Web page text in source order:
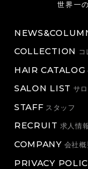
世界一
COLLECTION
HAIR CATALOG
SALON LIST サ
STAFF スタッフ
RECRUIT 求人情
COMPANY 会社概
PRIVACY